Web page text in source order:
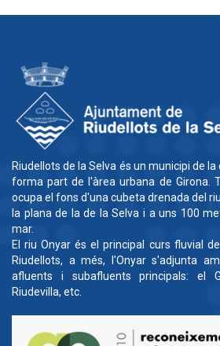
Riudellots de la Selva és un municipi de
forma part de l'àrea urbana de Girona.
ocupa el fons d'una cubeta drenada del
la plana de la de la Selva i a uns 100
mar.
El riu Onyar és el principal curs fluvial
Riudellots, a més, l'Onyar s'adjunta
afluents i subafluents principals: el
Riudevilla, etc.